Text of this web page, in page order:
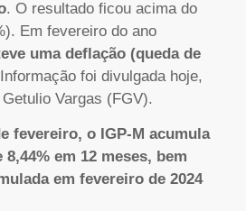
. O resultado ficou acima do
Em fevereiro do ano
uma deflação (queda de
foi divulgada hoje,
Vargas (FGV).
fevereiro, o IGP-M acumula
em 12 meses, bem
em fevereiro de 2024